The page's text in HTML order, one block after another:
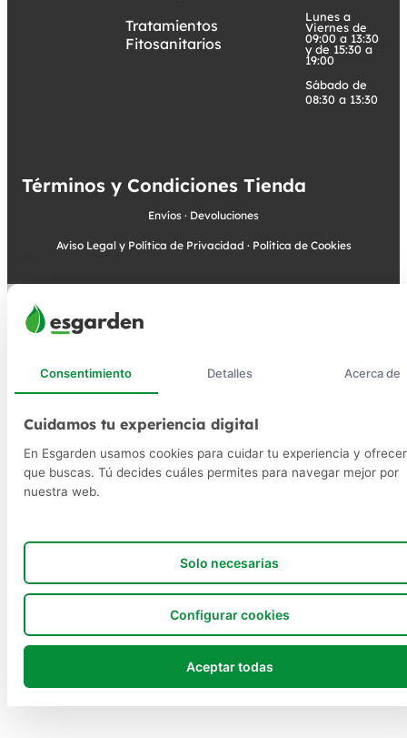
Tratamientos
Fitosanitarios
Lunes a
Viernes de
09:00 a 13:30
y de 15:30 a
19:00
Sábado de
08:30 a 13:30
Términos y Condiciones Tienda
Envíos · Devoluciones
Aviso Legal y Política de Privacidad · Política de Cookies
Consentimiento Detalles Acerca de
Cuidamos tu experiencia digital
En Esgarden usamos cookies para cuidar tu experiencia y
que buscas. Tú decides cuáles permites para navegar mejor por
nuestra web.
Solo necesarias
Configurar cookies
Aceptar todas